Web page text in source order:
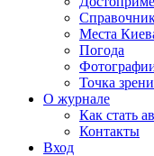
Места
Погода
Точка
О журнале
Как стать
Контакты
Вход